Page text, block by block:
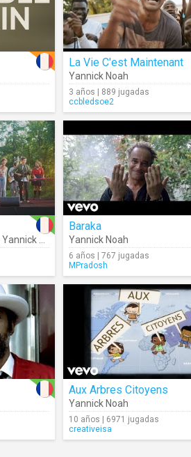
La Vie C'est Maintenant
Yannick Noah
3 años | 889 jugadas
ccbledsoe2
Yannick Noah
Baraka
Yannick Noah
6 años | 767 jugadas
MPradosh
Aux Arbres Citoyens
Yannick Noah
10 años | 6971 jugadas
creativeisa